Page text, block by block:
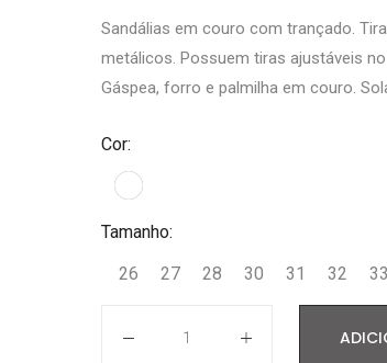
Sandálias em couro com trançado.
metálicos. Possuem tiras ajustáveis
Gáspea, forro e palmilha em couro.
Cor:
Tamanho:
26
27 28 30 31 32 33